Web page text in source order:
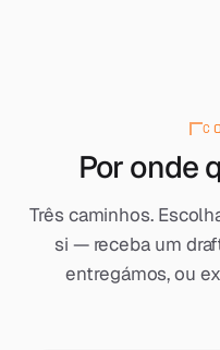
Por onde
Três caminhos.
si — receba um
entregámos, ou